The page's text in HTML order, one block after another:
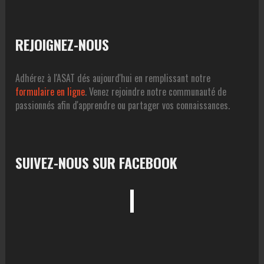
REJOIGNEZ-NOUS
Adhérez à l'ASAT dés aujourd'hui en remplissant notre
formulaire en ligne. Venez rejoindre notre communauté de
passionnés afin d'apprendre ou partager vos connaissances.
SUIVEZ-NOUS SUR FACEBOOK